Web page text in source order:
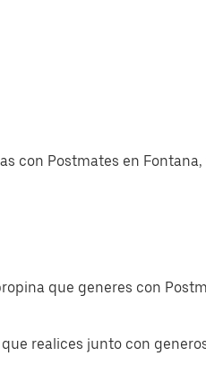
con Postmates en
que generes con
realices junto con